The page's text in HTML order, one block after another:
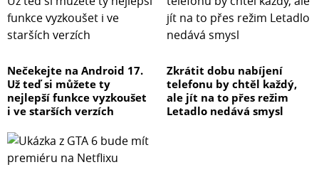
Nečekejte na Android 17.
Už teď si můžete ty
nejlepší funkce vyzkoušet
i ve starších verzích
Zkrátit dobu nabíjení
telefonu by chtěl každý,
ale jít na to přes režim
Letadlo nedává smysl